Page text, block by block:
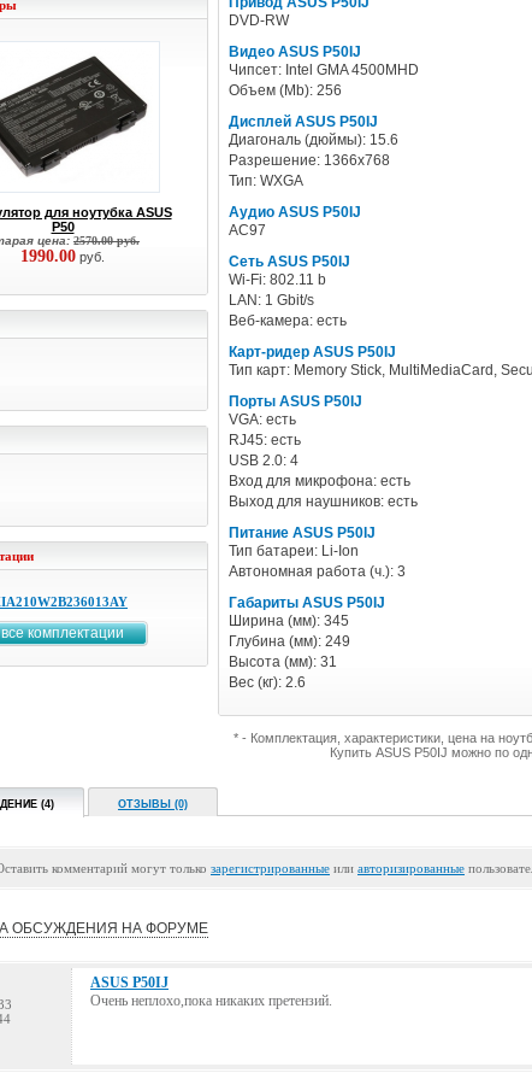
для ноутубка ASUS
P50
цена: 2570.00 руб.
1990.00 руб.
все комплектации
DVD-RW
Видео ASUS P50IJ
Чипсет: Intel GMA 4500MHD
Объем (Mb): 256
Дисплей ASUS P50IJ
Диагональ (дюймы): 15.6
Разрешение: 1366x768
Тип: WXGA
Аудио ASUS P50IJ
AC97
Сеть ASUS P50IJ
Wi-Fi: 802.11 b
LAN: 1 Gbit/s
Веб-камера: есть
Карт-ридер ASUS P50IJ
Тип карт: Memory Stick, MultiMediaCard,
Порты ASUS P50IJ
VGA: есть
RJ45: есть
USB 2.0: 4
Вход для микрофона: есть
Выход для наушников: есть
Питание ASUS P50IJ
Тип батареи: Li-Ion
Автономная работа (ч.): 3
Габариты ASUS P50IJ
Ширина (мм): 345
Глубина (мм): 249
Высота (мм): 31
Вес (кг): 2.6
* - Комплектация, характеристики, цена на
Купить ASUS P50IJ можно по
(4) ОТЗЫВЫ (0)
комментарий могут только зарегистрированные или авторизированные
ОБСУЖДЕНИЯ НА ФОРУМЕ
ASUS P50IJ
Очень неплохо,пока никаких претензий.